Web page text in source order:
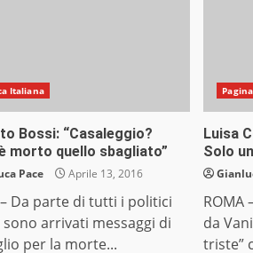
Italiana
Bossi: “Casaleggio?
morto quello sbagliato”
Pace Aprile 13, 2016
– Da parte di tutti i politici
arrivati messaggi di
per la morte...
Luisa
Solo
ROMA
da
triste”